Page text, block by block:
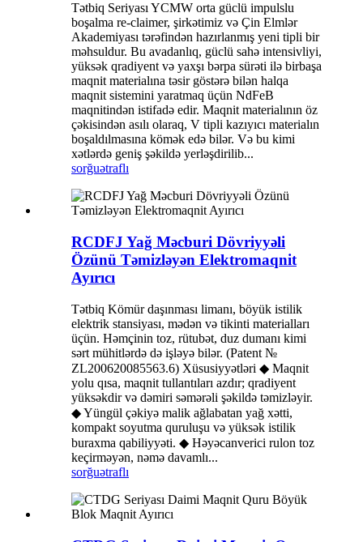
Tətbiq Seriyası YCMW orta güclü impulslu
boşalma re-claimer, şirkətimiz və Çin Elmlər
Akademiyası tərəfindən hazırlanmış yeni tipli bir
məhsuldur. Bu avadanlıq, güclü sahə intensivliyi,
yüksək qradiyent və yaxşı bərpa sürəti ilə birbaşa
maqnit materialına təsir göstərə bilən halqa
maqnit sistemini yaratmaq üçün NdFeB
maqnitindən istifadə edir. Maqnit materialının öz
çəkisindən asılı olaraq, V tipli kazıyıcı materialın
boşaldılmasına kömək edə bilər. Və bu kimi
xətlərdə geniş şəkildə yerləşdirilib...
sorğuətraflı
RCDFJ Yağ Məcburi Dövriyyəli
Özünü Təmizləyən Elektromaqnit
Ayırıcı
Tətbiq Kömür daşınması limanı, böyük istilik
elektrik stansiyası, mədən və tikinti materialları
üçün. Həmçinin toz, rütubət, duz dumanı kimi
sərt mühitlərdə də işləyə bilər. (Patent №
ZL200620085563.6) Xüsusiyyətləri ◆ Maqnit
yolu qısa, maqnit tullantıları azdır; qradiyent
yüksəkdir və dəmiri səmərəli şəkildə təmizləyir.
◆ Yüngül çəkiyə malik ağlabatan yağ xətti,
kompakt soyutma quruluşu və yüksək istilik
buraxma qabiliyyəti. ◆ Həyəcanverici rulon toz
keçirməyən, nəmə davamlı...
sorğuətraflı